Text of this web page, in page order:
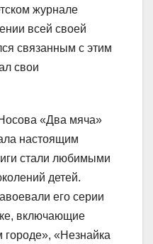
журнале
всей своей
связанным с этим
свои
«Два мяча»
настоящим
стали любимыми
детей.
его серии
включающие
«Незнайка